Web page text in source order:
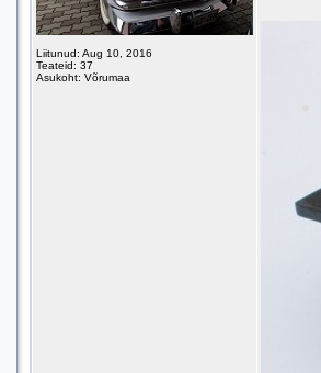
Liitunud: Aug 10, 2016
Teateid: 37
Asukoht: Võrumaa